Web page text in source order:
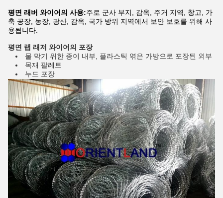
평면 래버 와이어의 사용:주로 군사 부지, 감옥, 주거 지역, 창고, 가
축 공장, 농장, 광산, 감옥, 국가 방위 지역에서 보안 보호를 위해 사
용됩니다.
평면 랩 래저 와이어의 포장
물 막기 위한 종이 내부, 플라스틱 엮은 가방으로 포장된 외부
목재 팔레트
누드 포장